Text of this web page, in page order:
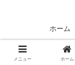
ホーム
メニュー ホーム